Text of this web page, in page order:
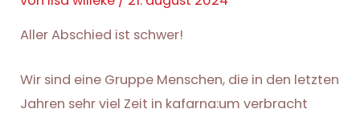
Aller Abschied ist schwer!
Wir sind eine Gruppe Menschen, die in den letzten
Jahren sehr viel Zeit in kafarna:um verbracht